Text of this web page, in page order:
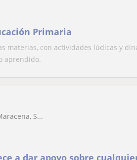
Primaria
materias, con actividades lúdicas y
aprendido.
S...
a dar apoyo sobre